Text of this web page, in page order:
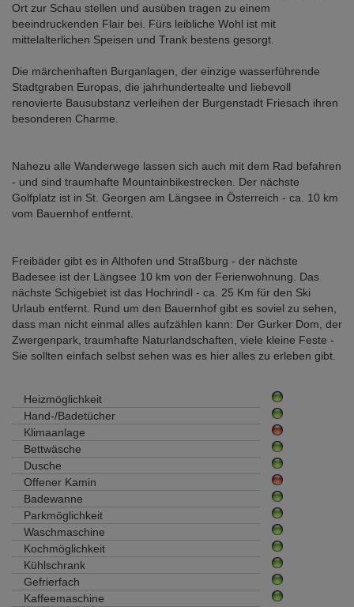
Ort zur Schau stellen und ausüben tragen zu einem
beeindruckenden Flair bei. Fürs leibliche Wohl ist mit
mittelalterlichen Speisen und Trank bestens gesorgt.
Die märchenhaften Burganlagen, der einzige wasserführende
Stadtgraben Europas, die jahrhundertealte und liebevoll
renovierte Bausubstanz verleihen der Burgenstadt Friesach ihren
besonderen Charme.
Nahezu alle Wanderwege lassen sich auch mit dem Rad befahren
- und sind traumhafte Mountainbikestrecken. Der nächste
Golfplatz ist in St. Georgen am Längsee in Österreich - ca. 10 km
vom Bauernhof entfernt.
Freibäder gibt es in Althofen und Straßburg - der nächste
Badesee ist der Längsee 10 km von der Ferienwohnung. Das
nächste Schigebiet ist das Hochrindl - ca. 25 Km für den Ski
Urlaub entfernt. Rund um den Bauernhof gibt es soviel zu sehen,
dass man nicht einmal alles aufzählen kann: Der Gurker Dom, der
Zwergenpark, traumhafte Naturlandschaften, viele kleine Feste -
Sie sollten einfach selbst sehen was es hier alles zu erleben gibt.
Heizmöglichkeit
Hand-/Badetücher
Klimaanlage
Bettwäsche
Dusche
Offener Kamin
Badewanne
Parkmöglichkeit
Waschmaschine
Kochmöglichkeit
Kühlschrank
Gefrierfach
Kaffeemaschine